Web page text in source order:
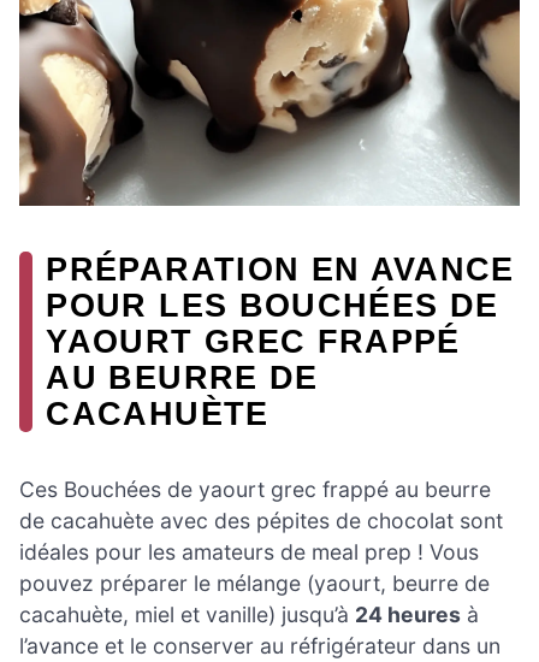
PRÉPARATION EN AVANCE
POUR LES BOUCHÉES DE
YAOURT GREC FRAPPÉ
AU BEURRE DE
CACAHUÈTE
Ces Bouchées de yaourt grec frappé au beurre
de cacahuète avec des pépites de chocolat sont
idéales pour les amateurs de meal prep ! Vous
pouvez préparer le mélange (yaourt, beurre de
cacahuète, miel et vanille) jusqu’à 24 heures à
l’avance et le conserver au réfrigérateur dans un